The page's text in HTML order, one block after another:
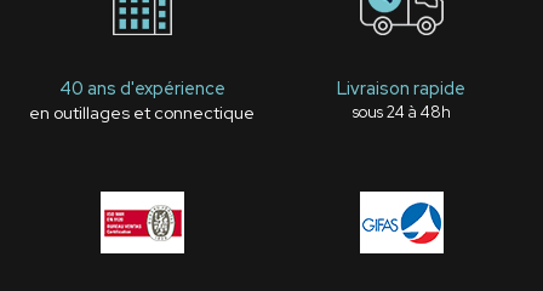
40 ans d'expérience
en outillages et connectique
Livraison rapide
sous 24 à 48h